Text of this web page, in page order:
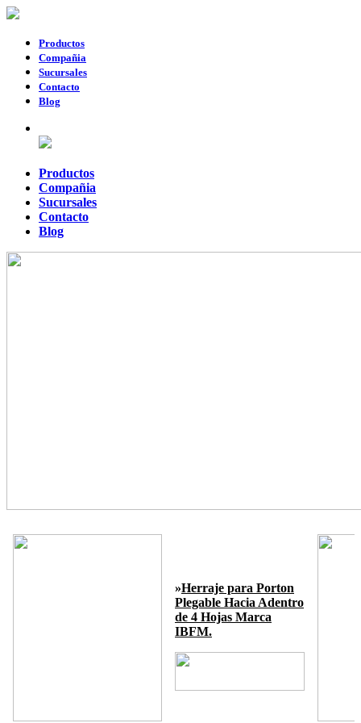
Productos
Compañia
Sucursales
Contacto
Blog
Productos
Compañia
Sucursales
Contacto
Blog
»Herraje para Porton
Plegable Hacia Adentro
de 4 Hojas Marca
IBFM.